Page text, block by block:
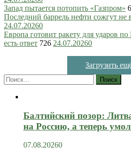
Запад пытается потопить «Газпром»
Последний баррель нефти сожгут не
24.07.20260
Европа готовит ракету для ударов
есть ответ 726 24.07.20260
Загрузить
Найти:
Балтийский позор:
на Россию, а теперь
07.08.20260